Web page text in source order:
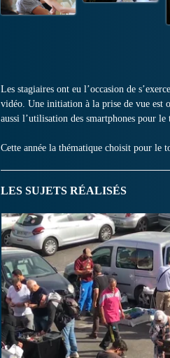
Les stagiaires ont eu l’occasion de
vidéo. Une initiation à la prise de vue est
aussi l’utilisation des smartphones pour le
Cette année la thématique choisit pour le
LES SUJETS RÉALISÉS